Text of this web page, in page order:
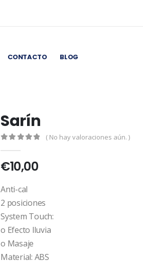
CONTACTO BLOG
Sarín
( No hay valoraciones aún. )
€10,00
Anti-cal
2 posiciones
System Touch:
o Efecto lluvia
o Masaje
Material: ABS